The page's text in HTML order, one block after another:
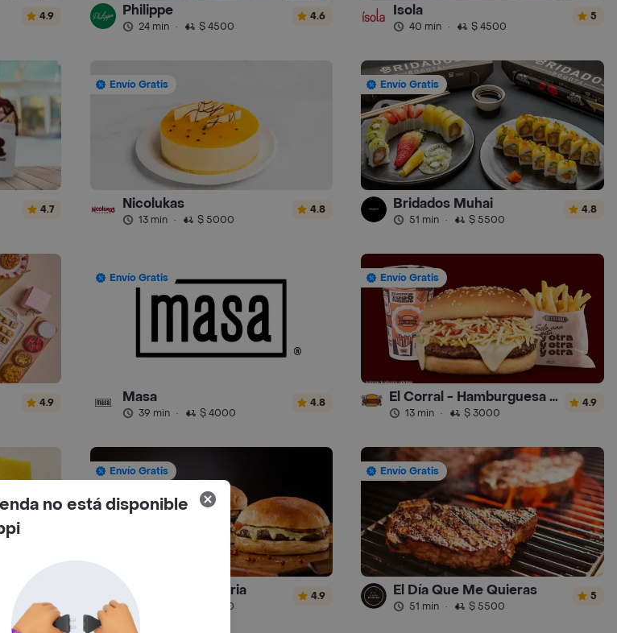
4.9 Philippe
24 min · $ 4500
4.6 Isola
40 min · $ 4500
5
4.7
Envío Gratis
Nicolukas
13 min · $ 5000
4.8
Envío Gratis
Bridados Muhai
51 min · $ 5500
4.8
4.9
Envío Gratis
Masa
39 min · $ 4000
4.8
Envío Gratis
El Corral - Hamburguesa - Turbo
13 min · $ 3000
4.9
Envío Gratis
La Hamburgueseria
$ 5500
4.9
Envío Gratis
El Día Que Me Quieras
51 min · $ 5500
5
no está disponible